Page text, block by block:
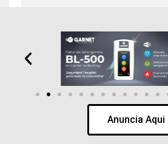
Anuncia Aqui